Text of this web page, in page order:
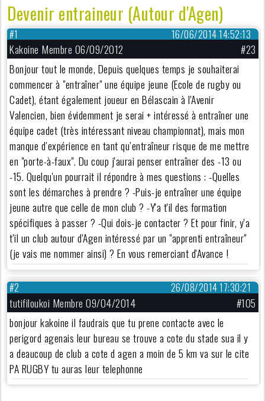
Devenir entraineur (Autour d'Agen)
16/06/2014 14:52:13
#1
Kakoine Membre 06/09/2012
#23
Bonjour tout le monde, Depuis quelques temps je souhaiterai
commencer à "entraîner" une équipe jeune (Ecole de rugby ou
Cadet), étant également joueur en Bélascain à l'Avenir
Valencien, bien évidemment je serai + intéressé à entraîner une
équipe cadet (très intéressant niveau championnat), mais mon
manque d’expérience en tant qu’entraîneur risque de me mettre
en "porte-à-faux". Du coup j'aurai penser entraîner des -13 ou
-15. Quelqu'un pourrait il répondre à mes questions : -Quelles
sont les démarches à prendre ? -Puis-je entraîner une équipe
jeune autre que celle de mon club ? -Y'a t'il des formation
spécifiques à passer ? -Qui dois-je contacter ? Et pour finir, y'a
t'il un club autour d'Agen intéressé par un "apprenti entraîneur"
(je vais me nommer ainsi) ? En vous remerciant d'Avance !
26/08/2014 17:30:21
#2
tutifiloukoi Membre 09/04/2014
#105
bonjour kakoine il faudrais que tu prene contacte avec le
perigord agenais leur bureau se trouve a cote du stade sua il y
a deaucoup de club a cote d agen a moin de 5 km va sur le cite
PA RUGBY tu auras leur telephonne